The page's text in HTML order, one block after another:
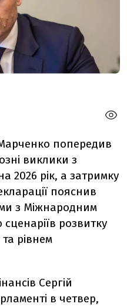
Марченко попередив
виклики з
2026 рік, а затримку
пояснив
з Міжнародним
розвитку
та рівнем
Сергій
в четвер,